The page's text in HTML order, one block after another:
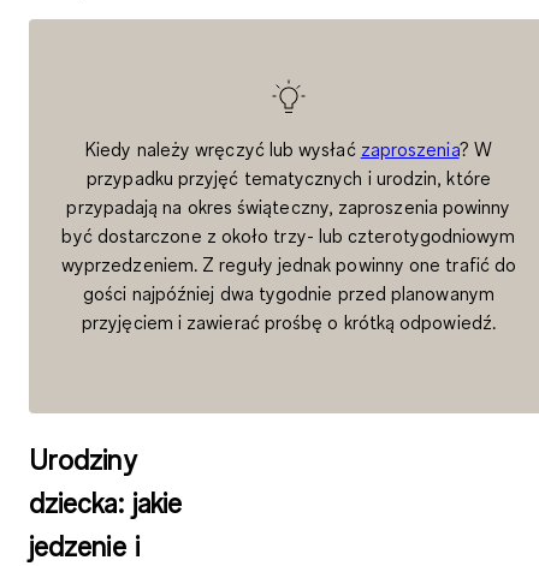
Kiedy należy wręczyć lub wysłać zaproszenia? W
przypadku przyjęć tematycznych i urodzin, które
przypadają na okres świąteczny, zaproszenia powinny
być dostarczone z około trzy- lub czterotygodniowym
wyprzedzeniem. Z reguły jednak powinny one trafić do
gości najpóźniej dwa tygodnie przed planowanym
przyjęciem i zawierać prośbę o krótką odpowiedź.
Urodziny
dziecka: jakie
jedzenie i